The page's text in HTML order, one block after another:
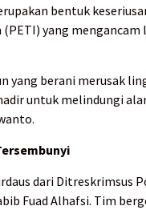
bentuk
yang mengancam
yang berani merusak
untuk melindungi
dari Ditreskrimsus
Fuad Alhafsi. Tim